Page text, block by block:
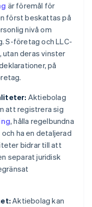
är föremål för
först beskattas på
nivå om
S-företag och LLC-
deras vinster
på
Aktiebolag
att registrera sig
, hålla regelbundna
ha en detaljerad
bidrar till att
separat juridisk
Aktiebolag kan